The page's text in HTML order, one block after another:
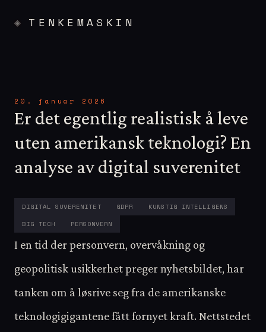
TENKEMASKIN
20. januar 2026
Er det egentlig realistisk å leve
uten amerikansk teknologi? En
analyse av digital suverenitet
DIGITAL SUVERENITET GDPR
KUNSTIG INTELLIGENS
BIG TECH
PERSONVERN
I en tid der personvern, overvåkning og
geopolitisk usikkerhet preger nyhetsbildet, har
tanken om å løsrive seg fra de amerikanske
teknologigigantene fått fornyet kraft. Nettstedet